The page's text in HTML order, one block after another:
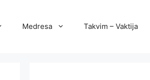
Medresa Takvim – Vaktija